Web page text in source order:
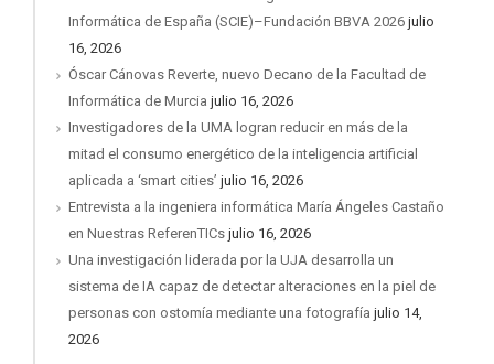
Informática de España (SCIE)–Fundación BBVA 2026 julio
16, 2026
Óscar Cánovas Reverte, nuevo Decano de la Facultad de
Informática de Murcia julio 16, 2026
Investigadores de la UMA logran reducir en más de la
mitad el consumo energético de la inteligencia artificial
aplicada a ‘smart cities’ julio 16, 2026
Entrevista a la ingeniera informática María Ángeles Castaño
en Nuestras ReferenTICs julio 16, 2026
Una investigación liderada por la UJA desarrolla un
sistema de IA capaz de detectar alteraciones en la piel de
personas con ostomía mediante una fotografía julio 14,
2026